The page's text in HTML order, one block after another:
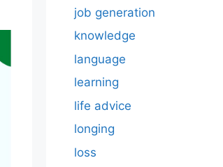
job generation
knowledge
language
learning
life advice
longing
loss